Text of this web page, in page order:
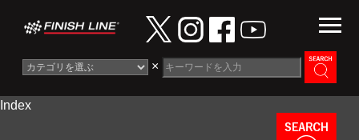
×
Information
Index